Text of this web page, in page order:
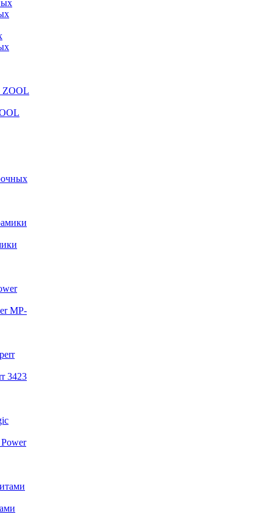
MP-
3423